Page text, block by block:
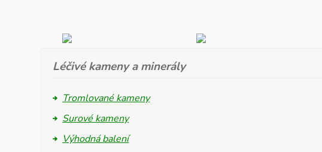
Léčivé kameny a minerály
Tromlované kameny
Surové kameny
Výhodná balení